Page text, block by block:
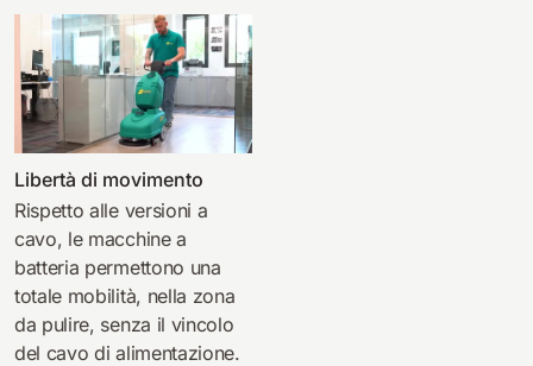
Libertà di movimento
Rispetto alle versioni a
cavo, le macchine a
batteria permettono una
totale mobilità, nella zona
da pulire, senza il vincolo
del cavo di alimentazione.